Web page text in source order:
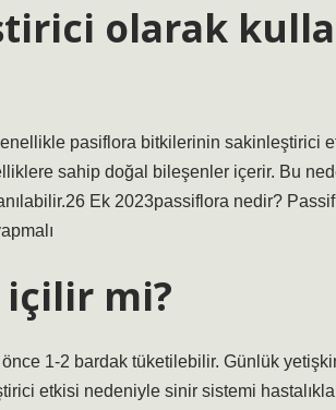
olarak
pasiflora bitkilerinin sakinleştirici
sahip doğal bileşenler içerir. Bu
Ek 2023passiflora nedir?
içilir mi?
1-2 bardak tüketilebilir. Günlük
etkisi nedeniyle sinir sistemi